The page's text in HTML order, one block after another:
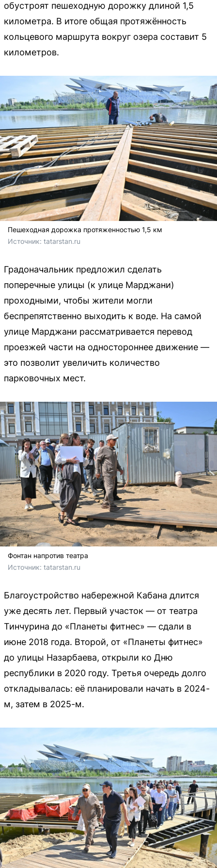
обустроят пешеходную дорожку длиной 1,5
километра. В итоге общая протяжённость
кольцевого маршрута вокруг озера составит 5
километров.
Пешеходная дорожка протяженностью 1,5 км
Источник: tatarstan.ru
Градоначальник предложил сделать
поперечные улицы (к улице Марджани)
проходными, чтобы жители могли
беспрепятственно выходить к воде. На самой
улице Марджани рассматривается перевод
проезжей части на одностороннее движение —
это позволит увеличить количество
парковочных мест.
Фонтан напротив театра
Источник: tatarstan.ru
Благоустройство набережной Кабана длится
уже десять лет. Первый участок — от театра
Тинчурина до «Планеты фитнес» — сдали в
июне 2018 года. Второй, от «Планеты фитнес»
до улицы Назарбаева, открыли ко Дню
республики в 2020 году. Третья очередь долго
откладывалась: её планировали начать в 2024-
м, затем в 2025-м.